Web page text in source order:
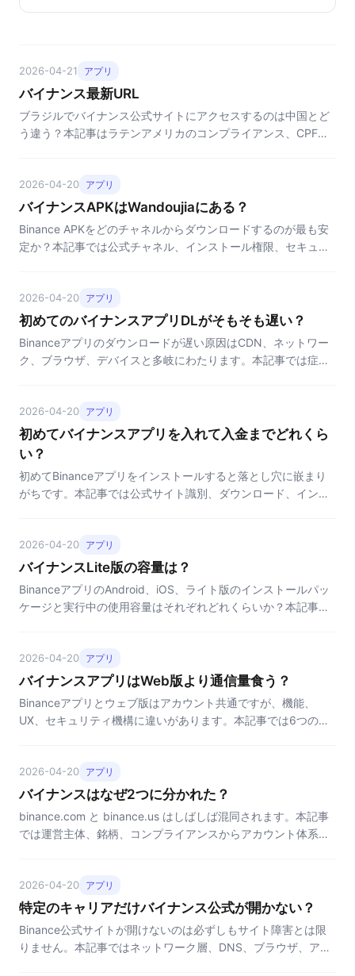
2026-04-21 アプリ
バイナンス最新URL
ブラジルでバイナンス公式サイトにアクセスするのは中国とど
う違う？本記事はラテンアメリカのコンプライアンス、CPF実
2026-04-20 アプリ
バイナンスAPKはWandoujiaにある？
Binance APKをどのチャネルからダウンロードするのが最も安
定か？本記事では公式チャネル、インストール権限、セキュリ
2026-04-20 アプリ
初めてのバイナンスアプリDLがそもそも遅い？
Binanceアプリのダウンロードが遅い原因はCDN、ネットワー
ク、ブラウザ、デバイスと多岐にわたります。本記事では症状
2026-04-20 アプリ
初めてバイナンスアプリを入れて入金までどれくら
い？
初めてBinanceアプリをインストールすると落とし穴に嵌まり
がちです。本記事では公式サイト識別、ダウンロード、インス
2026-04-20 アプリ
バイナンスLite版の容量は？
BinanceアプリのAndroid、iOS、ライト版のインストールパッ
ケージと実行中の使用容量はそれぞれどれくらいか？本記事で
2026-04-20 アプリ
バイナンスアプリはWeb版より通信量食う？
Binanceアプリとウェブ版はアカウント共通ですが、機能、
UX、セキュリティ機構に違いがあります。本記事では6つの角
2026-04-20 アプリ
バイナンスはなぜ2つに分かれた？
binance.com と binance.us はしばしば混同されます。本記事
では運営主体、銘柄、コンプライアンスからアカウント体系ま
2026-04-20 アプリ
特定のキャリアだけバイナンス公式が開かない？
Binance公式サイトが開けないのは必ずしもサイト障害とは限
りません。本記事ではネットワーク層、DNS、ブラウザ、アプ